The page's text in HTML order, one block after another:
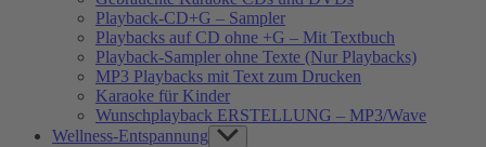
Playback-CD+G – Sampler
Playbacks auf CD ohne +G – Mit Textbuch
Playback-Sampler ohne Texte (Nur Playbacks)
MP3 Playbacks mit Text zum Drucken
Karaoke für Kinder
Wunschplayback ERSTELLUNG – MP3/Wave
Wellness-Entspannung Show